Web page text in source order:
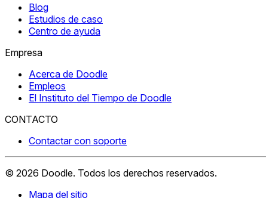
Blog
Estudios de caso
Centro de ayuda
Empresa
Acerca de Doodle
Empleos
El Instituto del Tiempo de Doodle
CONTACTO
Contactar con soporte
© 2026 Doodle. Todos los derechos reservados.
Mapa del sitio